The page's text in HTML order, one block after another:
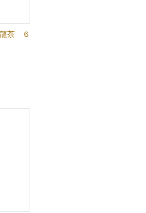
茶 ６